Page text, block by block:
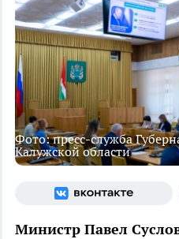
Фото: пресс-служба
Калужской области
Министр Павел